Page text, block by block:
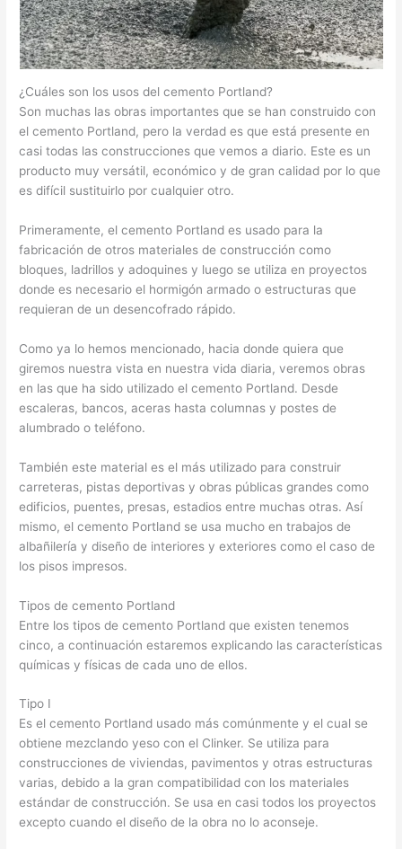
¿Cuáles son los usos del cemento Portland?
Son muchas las obras importantes que se han construido con
el cemento Portland, pero la verdad es que está presente en
casi todas las construcciones que vemos a diario. Este es un
producto muy versátil, económico y de gran calidad por lo que
es difícil sustituirlo por cualquier otro.
Primeramente, el cemento Portland es usado para la
fabricación de otros materiales de construcción como
bloques, ladrillos y adoquines y luego se utiliza en proyectos
donde es necesario el hormigón armado o estructuras que
requieran de un desencofrado rápido.
Como ya lo hemos mencionado, hacia donde quiera que
giremos nuestra vista en nuestra vida diaria, veremos obras
en las que ha sido utilizado el cemento Portland. Desde
escaleras, bancos, aceras hasta columnas y postes de
alumbrado o teléfono.
También este material es el más utilizado para construir
carreteras, pistas deportivas y obras públicas grandes como
edificios, puentes, presas, estadios entre muchas otras. Así
mismo, el cemento Portland se usa mucho en trabajos de
albañilería y diseño de interiores y exteriores como el caso de
los pisos impresos.
Tipos de cemento Portland
Entre los tipos de cemento Portland que existen tenemos
cinco, a continuación estaremos explicando las características
químicas y físicas de cada uno de ellos.
Tipo I
Es el cemento Portland usado más comúnmente y el cual se
obtiene mezclando yeso con el Clinker. Se utiliza para
construcciones de viviendas, pavimentos y otras estructuras
varias, debido a la gran compatibilidad con los materiales
estándar de construcción. Se usa en casi todos los proyectos
excepto cuando el diseño de la obra no lo aconseje.